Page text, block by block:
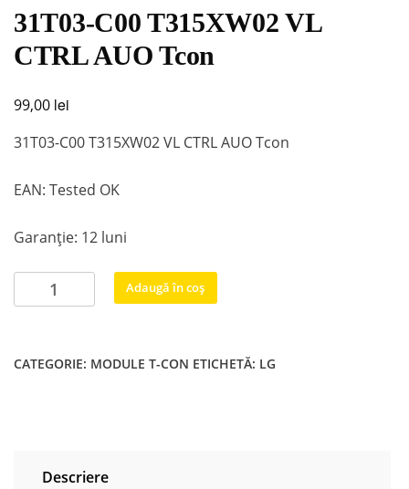
31T03-C00 T315XW02 VL
CTRL AUO Tcon
99,00 lei
31T03-C00 T315XW02 VL CTRL AUO Tcon
EAN: Tested OK
Garanție: 12 luni
Cantitate
31T03-
VL
Adaugă în coș
CATEGORIE: MODULE T-CON ETICHETĂ: LG
Descriere